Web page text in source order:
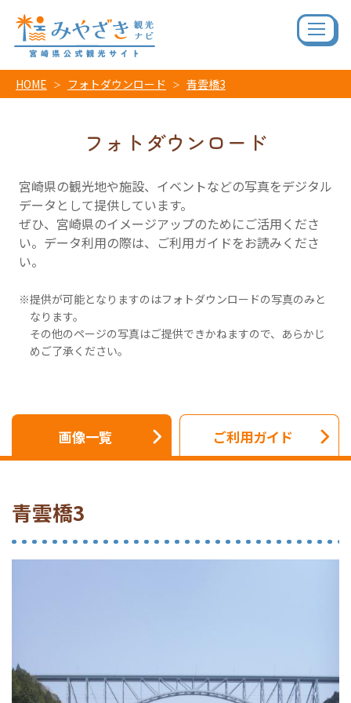
HOME フォトダウンロード 青雲橋3
フォトダウンロード
宮崎県の観光地や施設、イベントなどの写真をデジタル
データとして提供しています。
ぜひ、宮崎県のイメージアップのためにご活用くださ
い。データ利用の際は、ご利用ガイドをお読みくださ
い。
提供が可能となりますのはフォトダウンロードの写真のみと
なります。
その他のページの写真はご提供できかねますので、あらかじ
めご了承ください。
画像一覧 ご利用ガイド
青雲橋3